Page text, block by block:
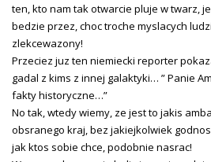
ten, kto nam tak otwarcie pluje w twarz,
bedzie przez, choc troche myslacych
zlekcewazony!
Przeciez juz ten niemiecki reporter
gadal z kims z innej galaktyki… ” Panie
fakty historyczne…”
No tak, wtedy wiemy, ze jest to jakis
obsranego kraj, bez jakiejkolwiek
jak ktos sobie chce, podobnie nasrac!